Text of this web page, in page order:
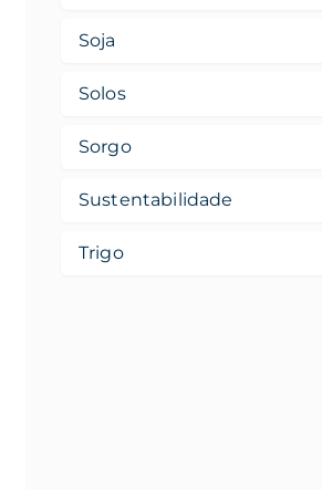
Soja
Solos
Sorgo
Sustentabilidade
Trigo